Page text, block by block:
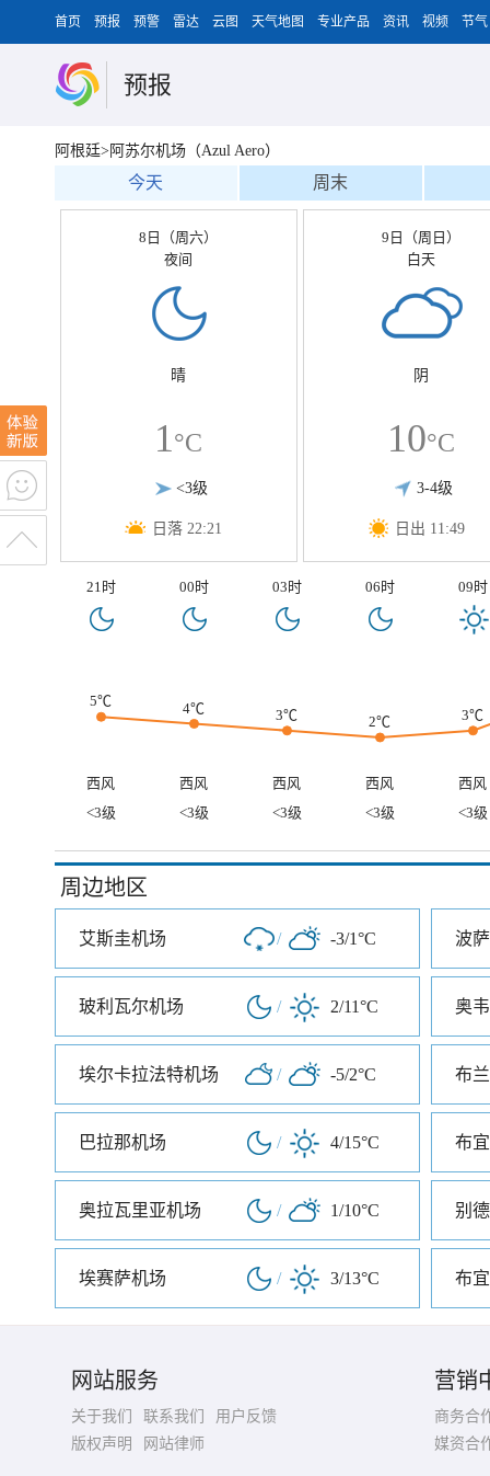
首页 预报 预警 雷达 云图 天气地图 专业产品 资讯 视频 节气
预报
阿根廷>阿苏尔机场（Azul Aero）
今天 周末
8日（周六）
夜间
晴
1°C
<3级
日落 22:21
9日（周日）
白天
阴
10°C
3-4级
日出 11:49
21时 00时 03时 06时 09时
5℃ 4℃ 3℃ 2℃ 3℃
西风 西风 西风 西风
西风
<3级
<3级 <3级 <3级 <3级
周边地区
艾斯圭机场 / -3/1°C 波
玻利瓦尔机场 / 2/11°C 奥
埃尔卡拉法特机场 / -5/2°C 布
巴拉那机场 / 4/15°C
奥拉瓦里亚机场 / 1/10°C 别
埃赛萨机场 / 3/13°C 布
网站服务
关于我们 联系我们
用户反馈
版权声明
网站律师
营销
商务合
媒资合